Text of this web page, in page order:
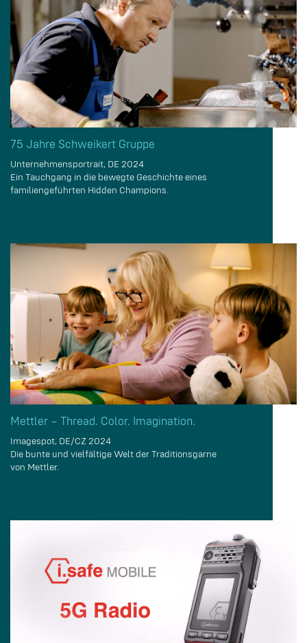
75 Jahre Schweikert Gruppe
Unternehmensportrait, DE 2024
Ein Tauchgang in die bewegte Geschichte eines
familiengeführten Hidden Champions.
Mettler – Thread. Color. Imagination.
Imagespot, DE/CZ 2024
Die bunte und vielfältige Welt der Traditionsgarne
von Mettler.